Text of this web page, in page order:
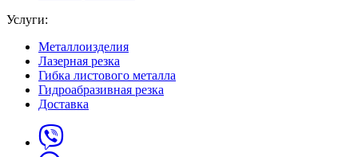
Услуги:
Металлоизделия
Лазерная резка
Гибка листового металла
Гидроабразивная резка
Доставка